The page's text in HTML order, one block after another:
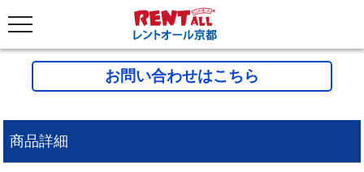
お問い合わせはこちら
商品詳細